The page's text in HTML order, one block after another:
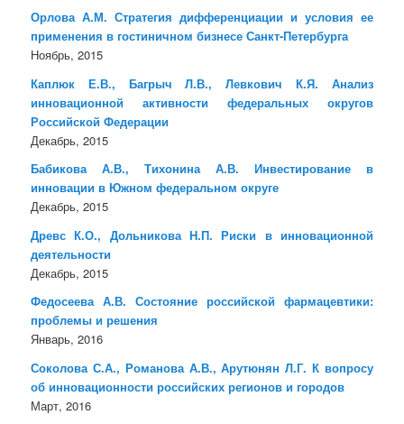
Орлова А.М. Стратегия дифференциации и условия ее
применения в гостиничном бизнесе Санкт-Петербурга
Ноябрь, 2015
Каплюк Е.В., Багрыч Л.В., Левкович К.Я. Анализ
инновационной активности федеральных округов
Российской Федерации
Декабрь, 2015
Бабикова А.В., Тихонина А.В. Инвестирование в
инновации в Южном федеральном округе
Декабрь, 2015
Древс К.О., Дольникова Н.П. Риски в инновационной
деятельности
Декабрь, 2015
Федосеева А.В. Состояние российской фармацевтики:
проблемы и решения
Январь, 2016
Соколова С.А., Романова А.В., Арутюнян Л.Г. К вопросу
об инновационности российских регионов и городов
Март, 2016